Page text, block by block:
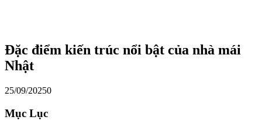
Đặc điểm kiến trúc nổi bật của nhà mái
Nhật
25/09/20250
Mục Lục